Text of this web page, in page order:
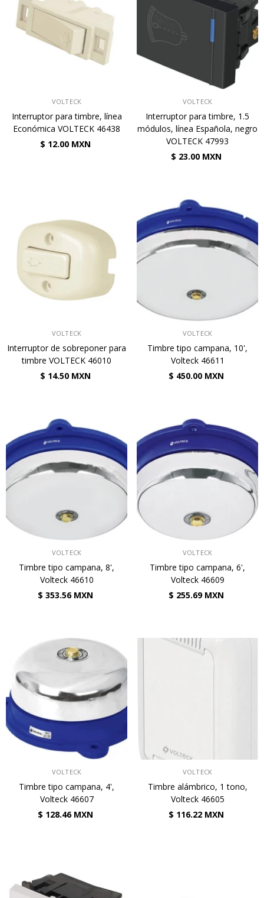
VOLTECK
Interruptor para timbre, línea
Económica VOLTECK 46438
$ 12.00 MXN
VOLTECK
Interruptor para timbre, 1.5
módulos, línea Española, negro
VOLTECK 47993
$ 23.00 MXN
VOLTECK
Interruptor de sobreponer para
timbre VOLTECK 46010
$ 14.50 MXN
VOLTECK
Timbre tipo campana, 10',
Volteck 46611
$ 450.00 MXN
VOLTECK
Timbre tipo campana, 8',
Volteck 46610
$ 353.56 MXN
VOLTECK
Timbre tipo campana, 6',
Volteck 46609
$ 255.69 MXN
VOLTECK
Timbre tipo campana, 4',
Volteck 46607
$ 128.46 MXN
VOLTECK
Timbre alámbrico, 1 tono,
Volteck 46605
$ 116.22 MXN